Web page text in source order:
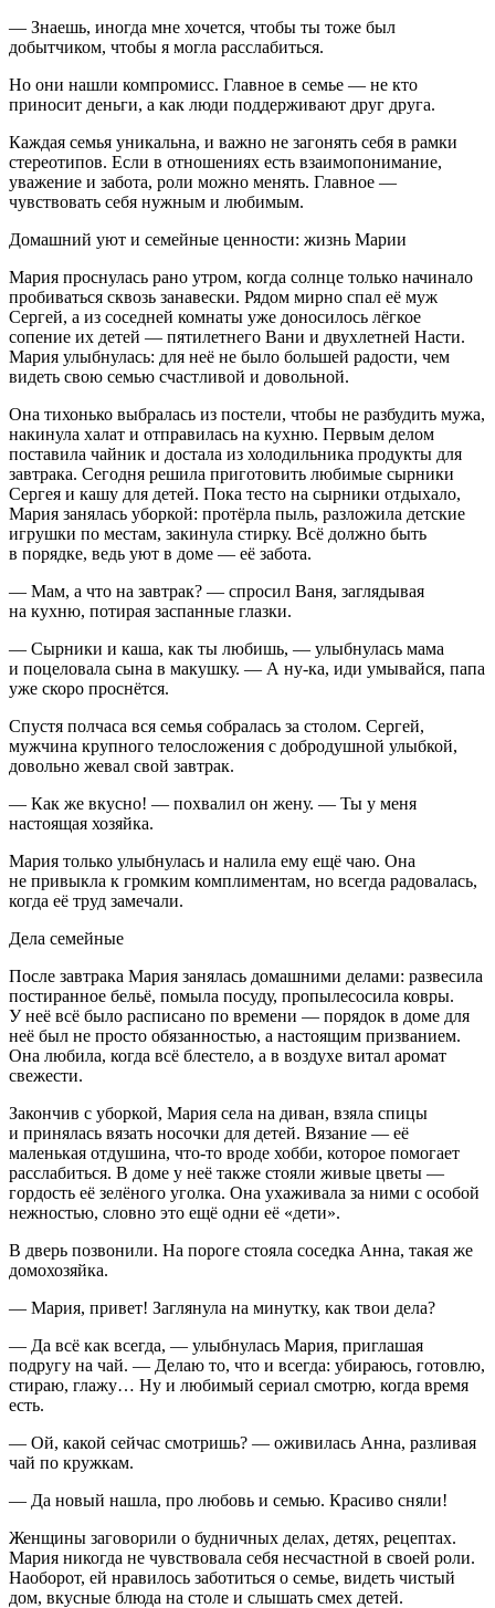
— Знаешь, иногда мне хочется, чтобы ты тоже был
добытчиком, чтобы я могла расслабиться.
Но они нашли компромисс. Главное в семье — не кто
приносит деньги, а как люди поддерживают друг друга.
Каждая семья уникальна, и важно не загонять себя в рамки
стереотипов. Если в отношениях есть взаимопонимание,
уважение и забота, роли можно менять. Главное —
чувствовать себя нужным и любимым.
Домашний уют и семейные ценности: жизнь Марии
Мария проснулась рано утром, когда солнце только начинало
пробиваться сквозь занавески. Рядом мирно спал её муж
Сергей, а из соседней комнаты уже доносилось лёгкое
сопение их детей — пятилетнего Вани и двухлетней Насти.
Мария улыбнулась: для неё не было большей радости, чем
видеть свою семью счастливой и довольной.
Она тихонько выбралась из постели, чтобы не разбудить мужа,
накинула халат и отправилась на кухню. Первым делом
поставила чайник и достала из холодильника продукты для
завтрака. Сегодня решила приготовить любимые сырники
Сергея и кашу для детей. Пока тесто на сырники отдыхало,
Мария занялась уборкой: протёрла пыль, разложила детские
игрушки по местам, закинула стирку. Всё должно быть
в порядке, ведь уют в доме — её забота.
— Мам, а что на завтрак? — спросил Ваня, заглядывая
на кухню, потирая заспанные глазки.
— Сырники и каша, как ты любишь, — улыбнулась мама
и поцеловала сына в макушку. — А ну-ка, иди умывайся, папа
уже скоро проснётся.
Спустя полчаса вся семья собралась за столом. Сергей,
мужчина крупного телосложения с добродушной улыбкой,
довольно жевал свой завтрак.
— Как же вкусно! — похвалил он жену. — Ты у меня
настоящая хозяйка.
Мария только улыбнулась и налила ему ещё чаю. Она
не привыкла к громким комплиментам, но всегда радовалась,
когда её труд замечали.
Дела семейные
После завтрака Мария занялась домашними делами: развесила
постиранное бельё, помыла посуду, пропылесосила ковры.
У неё всё было расписано по времени — порядок в доме для
неё был не просто обязанностью, а настоящим призванием.
Она любила, когда всё блестело, а в воздухе витал аромат
свежести.
Закончив с уборкой, Мария села на диван, взяла спицы
и принялась вязать носочки для детей. Вязание — её
маленькая отдушина, что-то вроде хобби, которое помогает
расслабиться. В доме у неё также стояли живые цветы —
гордость её зелёного уголка. Она ухаживала за ними с особой
нежностью, словно это ещё одни её «дети».
В дверь позвонили. На пороге стояла соседка Анна, такая же
домохозяйка.
— Мария, привет! Заглянула на минутку, как твои дела?
— Да всё как всегда, — улыбнулась Мария, приглашая
подругу на чай. — Делаю то, что и всегда: убираюсь, готовлю,
стираю, глажу… Ну и любимый сериал смотрю, когда время
есть.
— Ой, какой сейчас смотришь? — оживилась Анна, разливая
чай по кружкам.
— Да новый нашла, про любовь и семью. Красиво сняли!
Женщины заговорили о будничных делах, детях, рецептах.
Мария никогда не чувствовала себя несчастной в своей роли.
Наоборот, ей нравилось заботиться о семье, видеть чистый
дом, вкусные блюда на столе и слышать смех детей.